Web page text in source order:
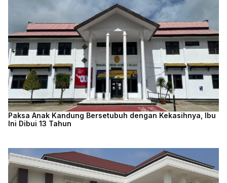
Paksa Anak Kandung Bersetubuh dengan Kekasihnya, Ibu
Ini Dibui 13 Tahun